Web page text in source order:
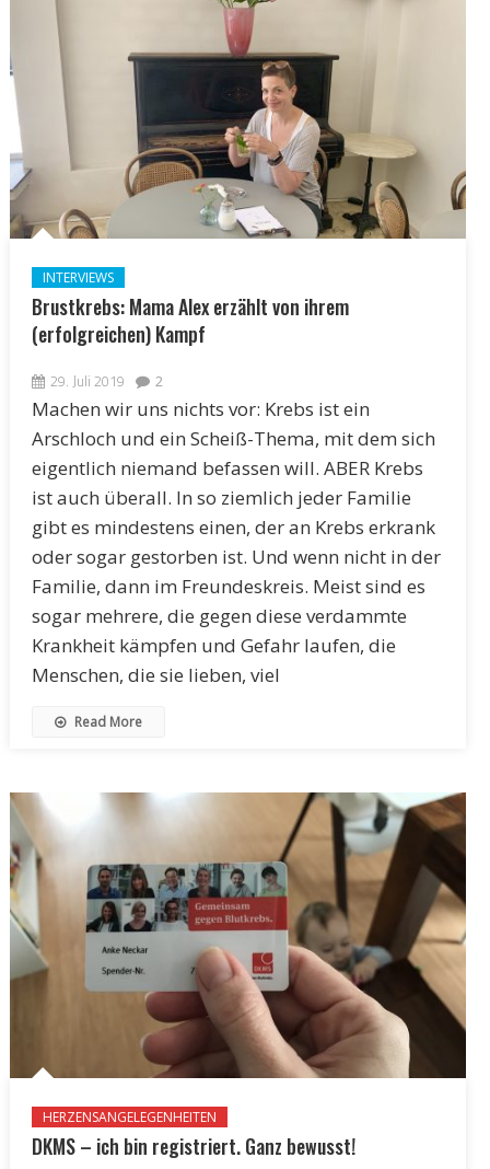
INTERVIEWS
Brustkrebs: Mama Alex erzählt von ihrem
(erfolgreichen) Kampf
29. Juli 2019 2
Machen wir uns nichts vor: Krebs ist ein
Arschloch und ein Scheiß-Thema, mit dem sich
eigentlich niemand befassen will. ABER Krebs
ist auch überall. In so ziemlich jeder Familie
gibt es mindestens einen, der an Krebs erkrank
oder sogar gestorben ist. Und wenn nicht in der
Familie, dann im Freundeskreis. Meist sind es
sogar mehrere, die gegen diese verdammte
Krankheit kämpfen und Gefahr laufen, die
Menschen, die sie lieben, viel
Read More
HERZENSANGELEGENHEITEN
DKMS – ich bin registriert. Ganz bewusst!